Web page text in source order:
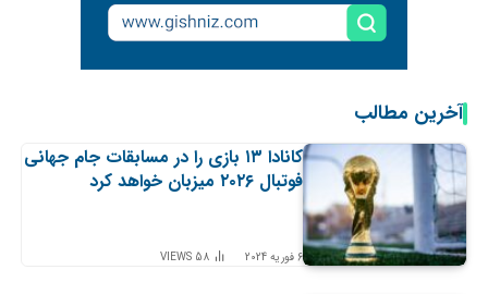
آخرین مطالب
کانادا ۱۳ بازی را در مسابقات جام جهانی
فوتبال ۲۰۲۶ میزبان خواهد کرد
6 فوریه 2024 58
VIEWS